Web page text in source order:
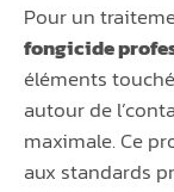
Pour un
fongicide
éléments
autour de
maximale. Ce
aux standards